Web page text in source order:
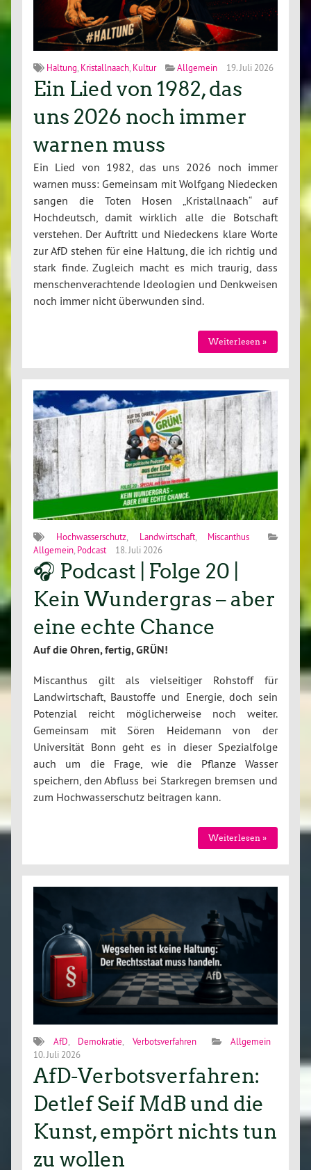
Haltung, Kristallnaach, Kultur Allgemein 19. Juli 2026
Ein Lied von 1982, das
uns 2026 noch immer
warnen muss
Ein Lied von 1982, das uns 2026 noch immer
warnen muss: Gemeinsam mit Wolfgang Niedecken
sangen die Toten Hosen „Kristallnaach“ auf
Hochdeutsch, damit wirklich alle die Botschaft
verstehen. Der Auftritt und Niedeckens klare Worte
zur AfD stehen für eine Haltung, die ich richtig und
stark finde. Zugleich macht es mich traurig, dass
menschenverachtende Ideologien und Denkweisen
noch immer nicht überwunden sind.
Weiterlesen »
Hochwasserschutz, Landwirtschaft, Miscanthus
Allgemein Podcast 18. Juli 2026
🎧 Podcast | Folge 20 |
Kein Wundergras – aber
eine echte Chance
Auf die Ohren, fertig, GRÜN!
Miscanthus gilt als vielseitiger Rohstoff für
Landwirtschaft, Baustoffe und Energie, doch sein
Potenzial reicht möglicherweise noch weiter.
Gemeinsam mit Sören Heidemann von der
Universität Bonn geht es in dieser Spezialfolge
auch um die Frage, wie die Pflanze Wasser
speichern, den Abfluss bei Starkregen bremsen und
zum Hochwasserschutz beitragen kann.
Weiterlesen »
AfD Demokratie Verbotsverfahren
Allgemein
10. Juli 2026
AfD-Verbotsverfahren:
Detlef Seif MdB und die
Kunst, empört nichts tun
zu wollen